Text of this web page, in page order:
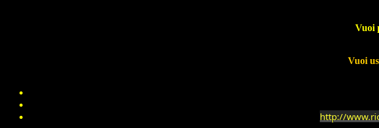
Vuoi
Vuoi
http://